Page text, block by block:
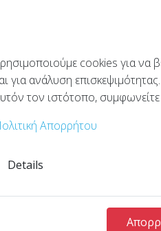
cookies για να
για ανάλυση
τον ιστότοπο,
Απορρήτου
Details